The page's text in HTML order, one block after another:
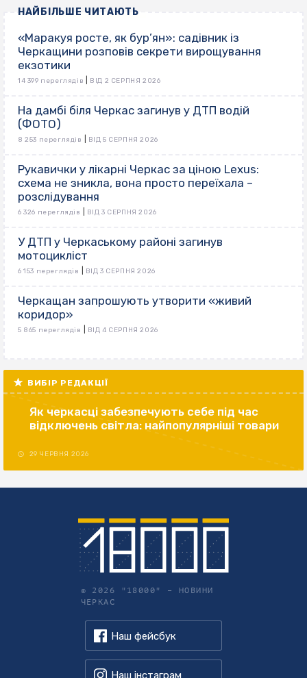
НАЙБІЛЬШЕ ЧИТАЮТЬ
«Маракуя росте, як бур’ян»: садівник із
Черкащини розповів секрети вирощування
екзотики
14 399 переглядів ВІД 2 СЕРПНЯ 2026
На дамбі біля Черкас загинув у ДТП водій
(ФОТО)
8 253 переглядів ВІД 5 СЕРПНЯ 2026
Рукавички у лікарні Черкас за ціною Lexus:
схема не зникла, вона просто переїхала –
розслідування
6 326 переглядів ВІД 3 СЕРПНЯ 2026
У ДТП у Черкаському районі загинув
мотоцикліст
6 153 переглядів ВІД 3 СЕРПНЯ 2026
Черкащан запрошують утворити «живий
коридор»
5 865 переглядів ВІД 4 СЕРПНЯ 2026
ВИБІР РЕДАКЦІЇ
Як черкасці забезпечують себе під час
відключень світла: найпопулярніші товари
29 ЧЕРВНЯ 2026
© 2026 "18000" – НОВИНИ
ЧЕРКАС
Наш фейсбук
Наш інстаграм